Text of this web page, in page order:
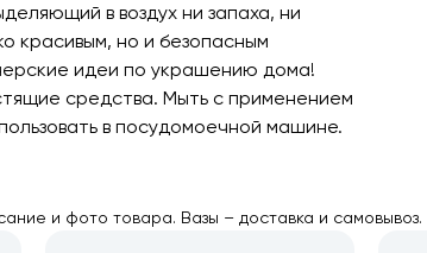
в воздух ни запаха, ни
красивым, но и безопасным
идеи по украшению дома!
средства. Мыть с применением
в посудомоечной машине.
и фото товара. Вазы – доставка и